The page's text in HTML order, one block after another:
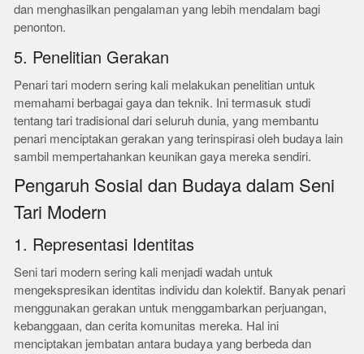
dan menghasilkan pengalaman yang lebih mendalam bagi
penonton.
5. Penelitian Gerakan
Penari tari modern sering kali melakukan penelitian untuk
memahami berbagai gaya dan teknik. Ini termasuk studi
tentang tari tradisional dari seluruh dunia, yang membantu
penari menciptakan gerakan yang terinspirasi oleh budaya lain
sambil mempertahankan keunikan gaya mereka sendiri.
Pengaruh Sosial dan Budaya dalam Seni
Tari Modern
1. Representasi Identitas
Seni tari modern sering kali menjadi wadah untuk
mengekspresikan identitas individu dan kolektif. Banyak penari
menggunakan gerakan untuk menggambarkan perjuangan,
kebanggaan, dan cerita komunitas mereka. Hal ini
menciptakan jembatan antara budaya yang berbeda dan